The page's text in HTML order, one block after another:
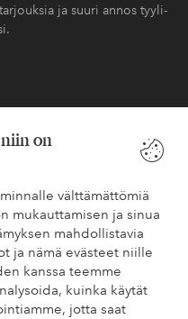
on
välttämättömiä
mukauttamisen ja sinua
mahdollistavia
ja nämä evästeet niille
kanssa teemme
kuinka käytät
jotta saat
ja suuri annos tyyli-
kysymyksiin usein
tietoa siitä, miten voit ottaa
Maksutavat